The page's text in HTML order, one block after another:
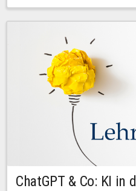
Keine freien Plätze
30,00
ChatGPT & Co: KI in